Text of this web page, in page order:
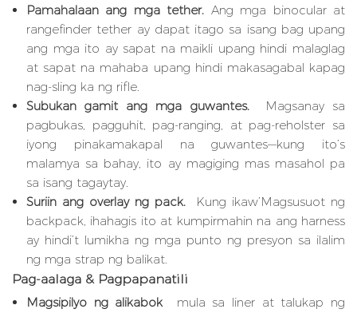
Pamahalaan ang mga tether. Ang mga binocular at
rangefinder tether ay dapat itago sa isang bag upang
ang mga ito ay sapat na maikli upang hindi malaglag
at sapat na mahaba upang hindi makasagabal kapag
nag-sling ka ng rifle.
Subukan gamit ang mga guwantes.
Magsanay sa
pagbukas, pagguhit, pag-ranging, at pag-reholster sa
iyong pinakamakapal na guwantes—kung ito’s
malamya sa bahay, ito ay magiging mas masahol pa
sa isang tagaytay.
Suriin ang overlay ng pack.
Kung ikaw’Magsusuot ng
backpack, ihahagis ito at kumpirmahin na ang harness
ay hindi’t lumikha ng mga punto ng presyon sa ilalim
ng mga strap ng balikat.
Pag-aalaga & Pagpapanatili
Magsipilyo ng alikabok
mula sa liner at talukap ng